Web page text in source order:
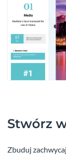
Stwórz
Zbuduj